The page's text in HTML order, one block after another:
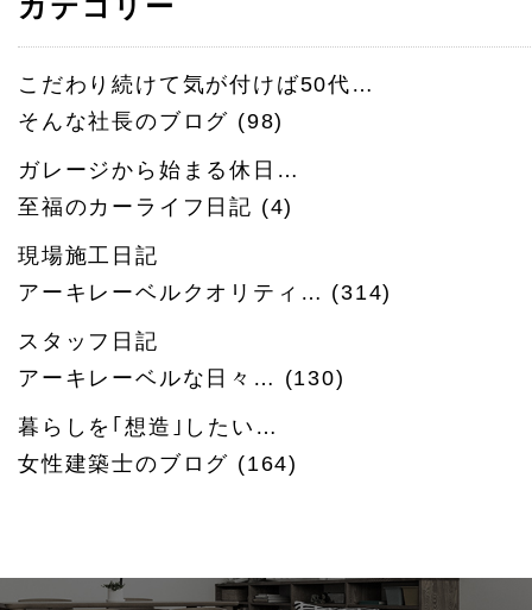
カテゴリー
こだわり続けて気が付けば50代…
そんな社長のブログ (98)
ガレージから始まる休日…
至福のカーライフ日記 (4)
現場施工日記
アーキレーベルクオリティ… (314)
スタッフ日記
アーキレーベルな日々… (130)
暮らしを｢想造｣したい…
女性建築士のブログ (164)